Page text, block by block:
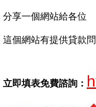
分享一個網站給各位
這個網站有提供貸款
立即填表免費諮詢：